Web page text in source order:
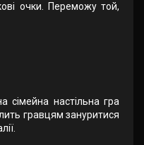
очки. Переможу той,
сімейна настільна гра
гравцям зануритися